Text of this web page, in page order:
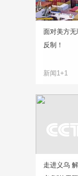
面对美方
反制！
新闻1+1
走进义乌